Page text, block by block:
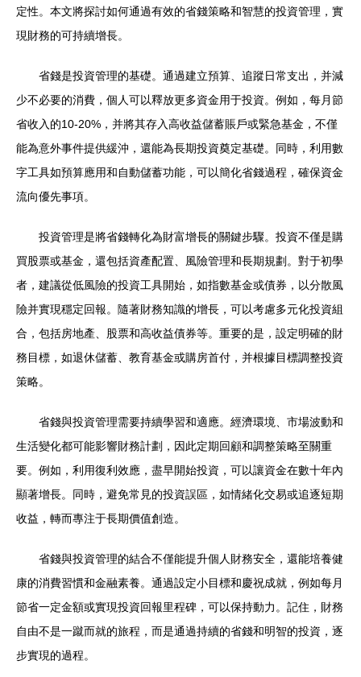
定性。本文將探討如何通過有效的省錢策略和智慧的投資管理，實
現財務的可持續增長。
省錢是投資管理的基礎。通過建立預算、追蹤日常支出，并減
少不必要的消費，個人可以釋放更多資金用于投資。例如，每月節
省收入的10-20%，并將其存入高收益儲蓄賬戶或緊急基金，不僅
能為意外事件提供緩沖，還能為長期投資奠定基礎。同時，利用數
字工具如預算應用和自動儲蓄功能，可以簡化省錢過程，確保資金
流向優先事項。
投資管理是將省錢轉化為財富增長的關鍵步驟。投資不僅是購
買股票或基金，還包括資產配置、風險管理和長期規劃。對于初學
者，建議從低風險的投資工具開始，如指數基金或債券，以分散風
險并實現穩定回報。隨著財務知識的增長，可以考慮多元化投資組
合，包括房地產、股票和高收益債券等。重要的是，設定明確的財
務目標，如退休儲蓄、教育基金或購房首付，并根據目標調整投資
策略。
省錢與投資管理需要持續學習和適應。經濟環境、市場波動和
生活變化都可能影響財務計劃，因此定期回顧和調整策略至關重
要。例如，利用復利效應，盡早開始投資，可以讓資金在數十年內
顯著增長。同時，避免常見的投資誤區，如情緒化交易或追逐短期
收益，轉而專注于長期價值創造。
省錢與投資管理的結合不僅能提升個人財務安全，還能培養健
康的消費習慣和金融素養。通過設定小目標和慶祝成就，例如每月
節省一定金額或實現投資回報里程碑，可以保持動力。記住，財務
自由不是一蹴而就的旅程，而是通過持續的省錢和明智的投資，逐
步實現的過程。